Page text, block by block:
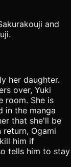
and
her daughter.
over, Yuki
room. She is
in the manga
that she'll be
return, Ogami
him if
tells him to stay